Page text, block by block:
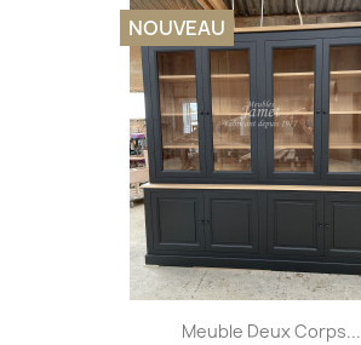
Meuble Deux Corps...
NOUVEAU